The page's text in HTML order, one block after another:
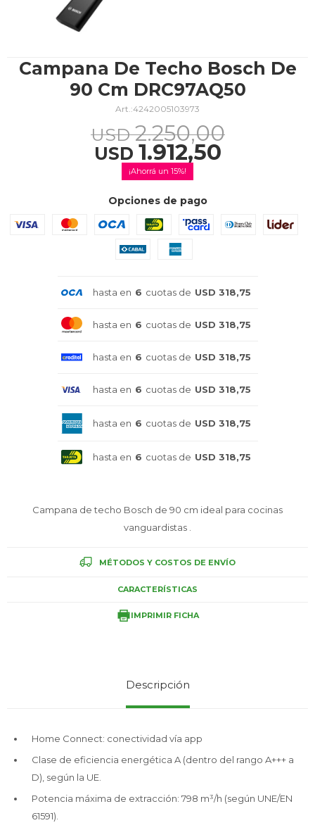
Campana De Techo Bosch De
90 Cm DRC97AQ50
4242005103973
USD 1.912,50
USD 2.250,00
15
Opciones de pago
hasta en 6 cuotas de USD 318,75
hasta en 6 cuotas de USD 318,75
hasta en 6 cuotas de USD 318,75
hasta en 6 cuotas de USD 318,75
hasta en 6 cuotas de USD 318,75
hasta en 6 cuotas de USD 318,75
Campana de techo Bosch de 90 cm ideal para cocinas
vanguardistas .
MÉTODOS Y COSTOS DE ENVÍO
CARACTERÍSTICAS
IMPRIMIR FICHA
Descripción
Home Connect: conectividad vía app
Clase de eficiencia energética A (dentro del rango A+++ a
D), según la UE.
Potencia máxima de extracción: 798 m³/h (según UNE/EN
61591).
Cuidado personal
Celulares
Atención Personalizada